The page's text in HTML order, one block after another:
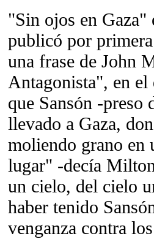
"Sin ojos en Gaza"
publicó por
una frase de John
Antagonista", en el
que Sansón -preso
llevado a Gaza,
moliendo grano en
lugar" -decía
un cielo, del cielo
haber tenido
venganza contra